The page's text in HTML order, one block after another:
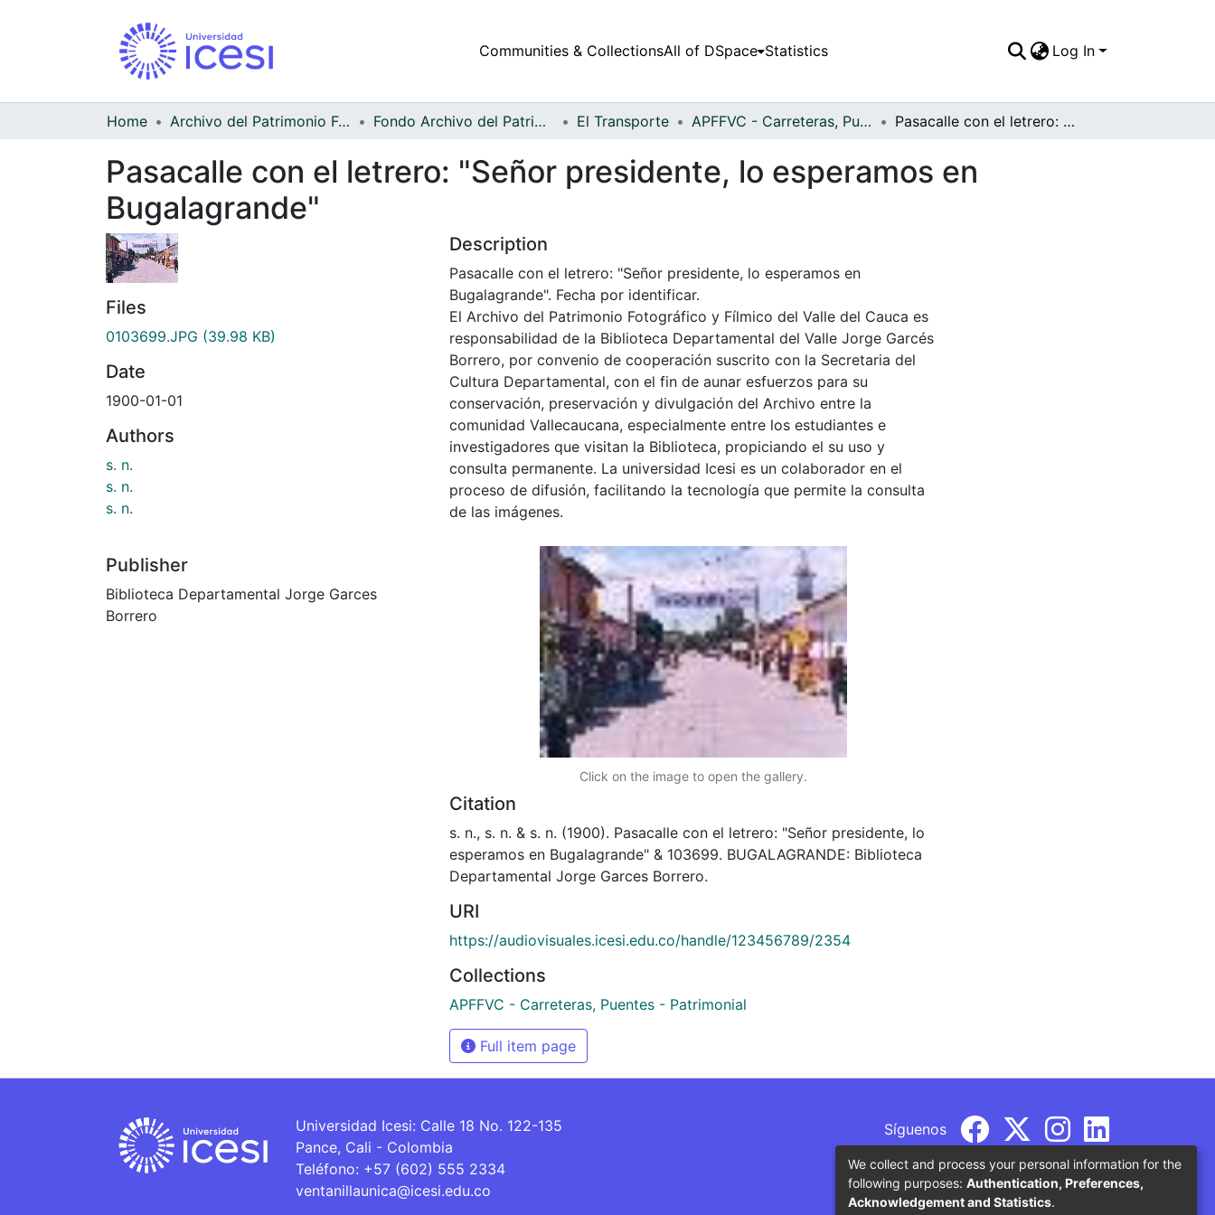
Communities & CollectionsAll of DSpace Statistics Log In
Home Archivo del Patrimonio Fotográfico y Fílmico del Valle del Cauca Fondo Archivo del Patrimonio Fotográfico y Fílmico del Valle del Cauca El Transporte APFFVC - Carreteras, Puentes - Patrimonial Pasacalle con el letrero: "Señor presidente, lo esperamos en Bugalagrande"
Pasacalle con el letrero: "Señor presidente, lo esperamos en
Bugalagrande"
Files
0103699.JPG (39.98 KB)
Date
1900-01-01
Authors
s. n.
s. n.
s. n.
Publisher
Biblioteca Departamental Jorge Garces
Borrero
Description
Pasacalle con el letrero: "Señor presidente, lo esperamos en
Bugalagrande". Fecha por identificar.
El Archivo del Patrimonio Fotográfico y Fílmico del Valle del Cauca es
responsabilidad de la Biblioteca Departamental del Valle Jorge Garcés
Borrero, por convenio de cooperación suscrito con la Secretaria del
Cultura Departamental, con el fin de aunar esfuerzos para su
conservación, preservación y divulgación del Archivo entre la
comunidad Vallecaucana, especialmente entre los estudiantes e
investigadores que visitan la Biblioteca, propiciando el su uso y
consulta permanente. La universidad Icesi es un colaborador en el
proceso de difusión, facilitando la tecnología que permite la consulta
de las imágenes.
Click on the image to open the gallery.
Citation
s. n., s. n. & s. n. (1900). Pasacalle con el letrero: "Señor presidente, lo
esperamos en Bugalagrande" & 103699. BUGALAGRANDE: Biblioteca
Departamental Jorge Garces Borrero.
URI
https://audiovisuales.icesi.edu.co/handle/123456789/2354
Collections
APFFVC - Carreteras, Puentes - Patrimonial
Full item page
Universidad Icesi: Calle 18 No. 122-135
Pance, Cali - Colombia
Teléfono: +57 (602) 555 2334
ventanillaunica@icesi.edu.co
Síguenos
We collect and process your personal information for the
following purposes: Authentication, Preferences,
Acknowledgement and Statistics.